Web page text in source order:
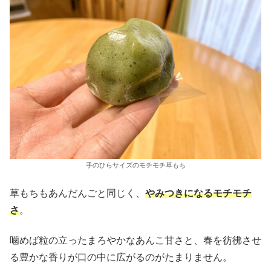
手のひらサイズのモチモチ草もち
草もちもあんだんごと同じく、 やみつきになるモチモチ
さ。
噛めば粒の立ったまろやかなあんこ甘さと、春を彷彿させ
る豊かな香りが口の中に広がるのがたまりません。